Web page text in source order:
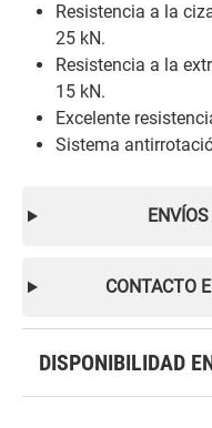
Resistencia a la
25 kN.
Resistencia a la
15 kN.
Excelente
Sistema
CONTACTO
DISPONIBILIDAD